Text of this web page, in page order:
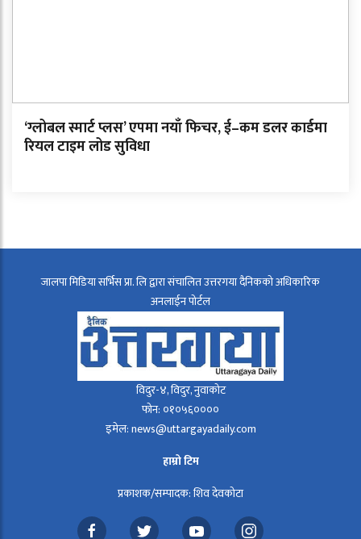
‘ग्लोबल स्मार्ट प्लस’ एपमा नयाँ फिचर, ई–कम डलर कार्डमा
रियल टाइम लोड सुविधा
जालपा मिडिया सर्भिस प्रा. लि द्वारा संचालित उत्तरगया दैनिकको अधिकारिक
अनलाईन पोर्टल
विदुर-४, विदुर, नुवाकोट
फोन: ०१०५६००००
इमेल: news@uttargayadaily.com
हाम्रो टिम
प्रकाशक/सम्पादक: शिव देवकोटा